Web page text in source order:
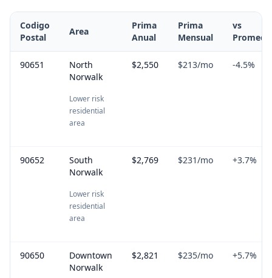
Codigo
Postal
Area
Prima
Anual
Prima
Mensual
vs
90651
North
Norwalk
Lower risk
residential
area
$2,550 $213/mo -4.5%
90652
South
Norwalk
Lower risk
residential
area
$2,769 $231/mo +3.7%
90650
Downtown
Norwalk
$2,821 $235/mo +5.7%